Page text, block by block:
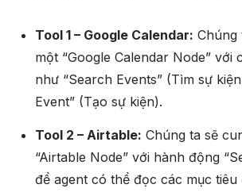
Tool 1 – Google Calendar: Chúng
một “Google Calendar Node” với
như “Search Events” (Tìm sự
Event” (Tạo sự kiện).
Tool 2 – Airtable: Chúng ta sẽ
“Airtable Node” với hành động
để agent có thể đọc các mục